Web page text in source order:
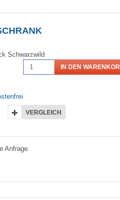
Schwarzwild
IN DEN
VERGLEICH
Anfrage.